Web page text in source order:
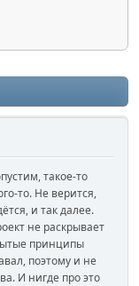
такое-то
то. Не верится,
и так далее.
не раскрывает
принципы
поэтому и не
И нигде про это